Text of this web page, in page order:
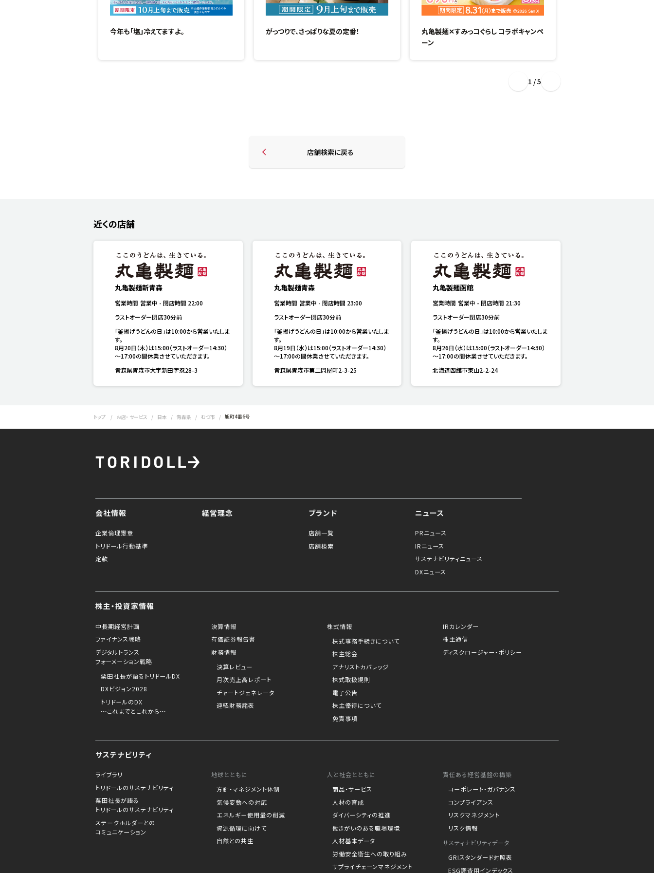
今年も「塩」冷えてますよ。 がっつりで、さっぱりな夏の定番！
丸亀製麺✕すみっコぐらし コラボキャンペ
ーン
1 / 5
店舗検索に戻る
近くの店舗
丸亀製麺新青森
営業時間 営業中 - 閉店時間 22:00
ラストオーダー閉店30分前
「釜揚げうどんの日」は10:00から営業いたしま
す。
8月20日（木）は15:00（ラストオーダー14:30）
～17:00の間休業させていただきます。
青森県青森市大字新田字忍28-3
丸亀製麺青森
営業時間 営業中 - 閉店時間 23:00
ラストオーダー閉店30分前
「釜揚げうどんの日」は10:00から営業いたしま
す。
8月19日（水）は15:00（ラストオーダー14:30）
～17:00の間休業させていただきます。
青森県青森市第二問屋町2-3-25
丸亀製麺函館
営業時間 営業中 -閉店時間 21:30
ラストオーダー閉店30分前
「釜揚げうどんの日」は10:00から営業いたしま
す。
8月26日（水）は15:00（ラストオーダー14:30）
～17:00の間休業させていただきます。
北海道函館市東山2-2-24
トップ お店・ サービス 日本 青森県 むつ市 旭町4番6号
会社情報
企業倫理憲章
トリドール行動基準
定款
経営理念 ブランド
店舗一覧
店舗検索
ニュース
PRニュース
IRニュース
サステナビリティニュース
DXニュース
株主・投資家情報
中長期経営計画
ファイナンス戦略
デジタルトランス
フォーメーション戦略
粟田社長が語るトリドールDX
DXビジョン2028
トリドールのDX
～これまでとこれから～
決算情報
有価証券報告書
財務情報
決算レビュー
月次売上高レポート
チャートジェネレータ
連結財務諸表
株式情報
株式事務手続きについて
株主総会
アナリストカバレッジ
株式取扱規則
電子公告
株主優待について
免責事項
IRカレンダー
株主通信
ディスクロージャー・ポリシー
サステナビリティ
ライブラリ
トリドールのサステナビリティ
粟田社長が語る
トリドールのサステナビリティ
ステークホルダーとの
コミュニケーション
地球とともに
方針・マネジメント体制
気候変動への対応
エネルギー使用量の削減
資源循環に向けて
自然との共生
人と社会とともに
商品・サービス
人材の育成
ダイバーシティの推進
働きがいのある職場環境
人材基本データ
労働安全衛生への取り組み
サプライチェーンマネジメント
責任ある経営基盤の構築
コーポレート・ガバナンス
コンプライアンス
リスクマネジメント
リスク情報
サスティナビリティデータ
GRIスタンダード対照表
ESG調査用インデックス